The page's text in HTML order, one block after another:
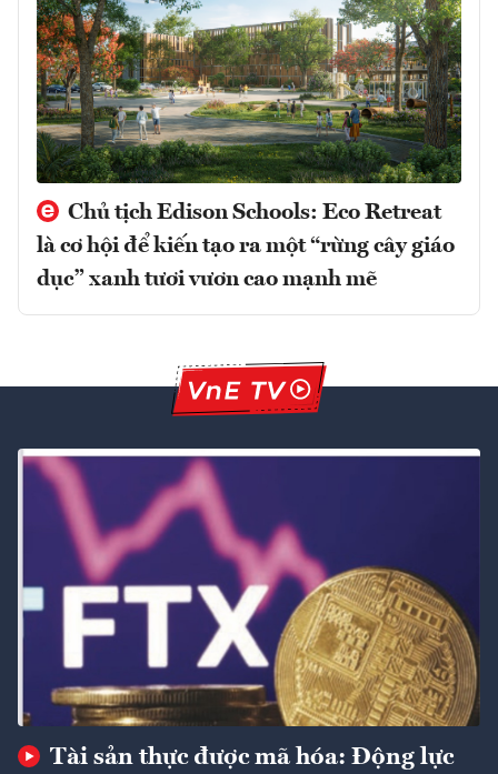
Chủ tịch Edison Schools: Eco Retreat
là cơ hội để kiến tạo ra một “rừng cây giáo
dục” xanh tươi vươn cao mạnh mẽ
Tài sản thực được mã hóa: Động lực